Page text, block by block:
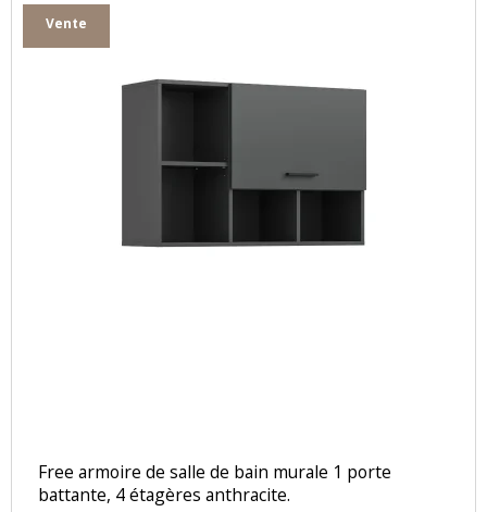
Vente
Free armoire de salle de bain murale 1 porte
battante, 4 étagères anthracite.